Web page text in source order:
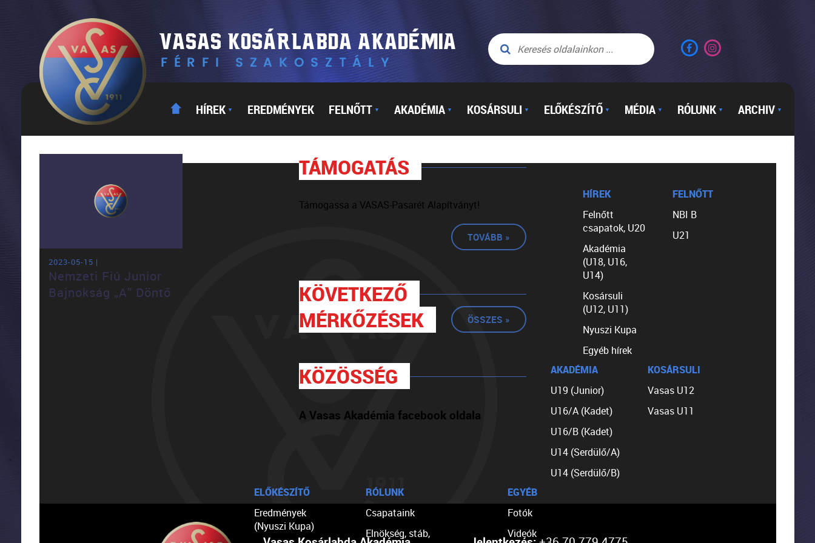
HÍREK ▼ EREDMÉNYEK FELNŐTT ▼ AKADÉMIA ▼ KOSÁRSULI ▼ ELŐKÉSZÍTŐ ▼ MÉDIA ▼ RÓLUNK ▼ ARCHIV ▼
2023-05-15 |
Nemzeti Fiú Junior
Bajnokság „A” Döntő
TÁMOGATÁS
Támogassa a VASAS-Pasarét Alapítványt!
TOVÁBB »
KÖVETKEZŐ
MÉRKŐZÉSEK
ÖSSZES »
KÖZÖSSÉG
A Vasas Akadémia facebook oldala
HÍREK
Felnőtt
csapatok, U20
Akadémia
(U18, U16,
U14)
Kosársuli
(U12, U11)
Nyuszi Kupa
Egyéb hírek
FELNŐTT
NBI B
U21
AKADÉMIA
U19 (Junior)
U16/A (Kadet)
U16/B (Kadet)
U14 (Serdülő/A)
U14 (Serdülő/B)
KOSÁRSULI
Vasas U12
Vasas U11
ELŐKÉSZÍTŐ
Eredmények
(Nyuszi Kupa)
RÓLUNK
Csapataink
Elnökség, stáb,
EGYÉB
Fotók
Videók